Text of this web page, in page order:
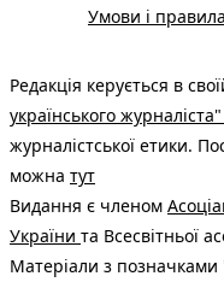
Умови і
Редакція керується в
українського журналіста"
журналістської етики.
можна тут
Видання є членом
України та Всесвітньої
Матеріали з